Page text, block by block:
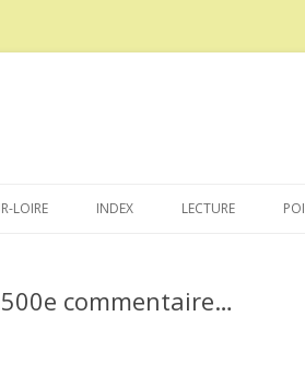
au
LOIRE INDEX LECTURE
commentaire…